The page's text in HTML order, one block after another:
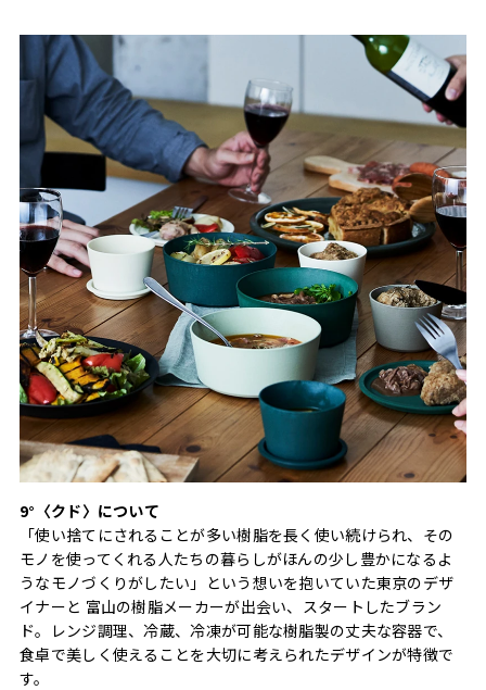
9°〈クド〉について
「使い捨てにされることが多い樹脂を長く使い続けられ、その
モノを使ってくれる人たちの暮らしがほんの少し豊かになるよ
うなモノづくりがしたい」という想いを抱いていた東京のデザ
イナーと 富山の樹脂メーカーが出会い、スタートしたブラン
ド。レンジ調理、冷蔵、冷凍が可能な樹脂製の丈夫な容器で、
食卓で美しく使えることを大切に考えられたデザインが特徴で
す。